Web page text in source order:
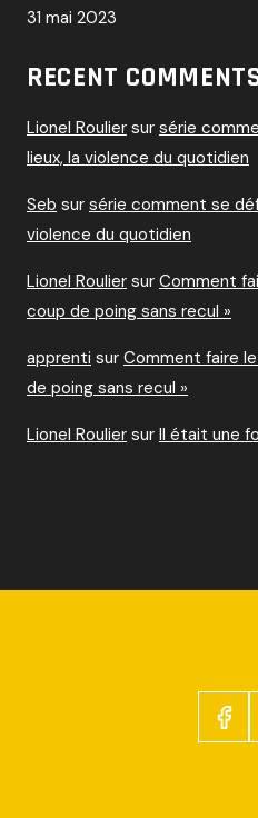
31 mai 2023
RECENT
Lionel Roulier sur série
lieux, la violence du quotidien
Seb sur série comment se
violence du quotidien
Lionel Roulier sur Comment
coup de poing sans recul »
apprenti sur Comment faire le
de poing sans recul »
Lionel Roulier sur Il était une